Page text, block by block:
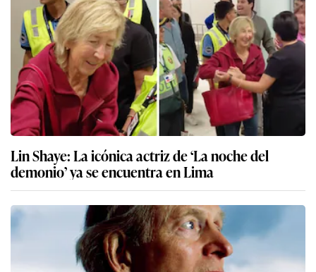
Lin Shaye: La icónica actriz de ‘La noche del
demonio’ ya se encuentra en Lima